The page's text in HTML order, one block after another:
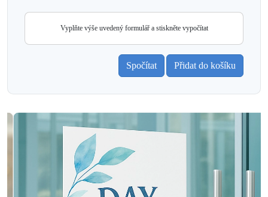
Vyplňte výše uvedený formulář a stiskněte vypočítat